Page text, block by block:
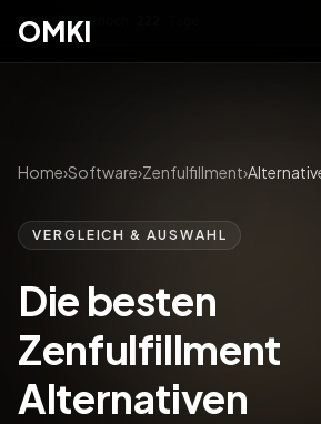
OMKI 2027
OMKI
Home›Software›Zenfulfillment›
VERGLEICH & AUSWAHL
Die besten
Zenfulfillment
Alternativen